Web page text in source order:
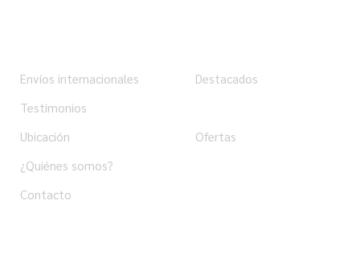
Envíos internacionales
Testimonios
Ubicación
¿Quiénes somos?
Contacto
Destacados
Ofertas